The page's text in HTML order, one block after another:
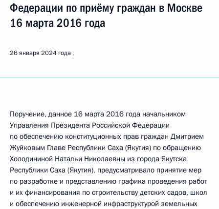
Федерации по приёму граждан в Москве
16 марта 2016 года
26 января 2024 года
Поручение, данное 16 марта 2016 года начальником
Управления Президента Российской Федерации
по обеспечению конституционных прав граждан Дмитрием
Жуйковым Главе Республики Саха (Якутия) по обращению
Холодининой Натальи Николаевны из города Якутска
Республики Саха (Якутия), предусматривало принятие мер
по разработке и представлению графика проведения работ
и их финансирования по строительству детских садов, школ
и обеспечению инженерной инфраструктурой земельных